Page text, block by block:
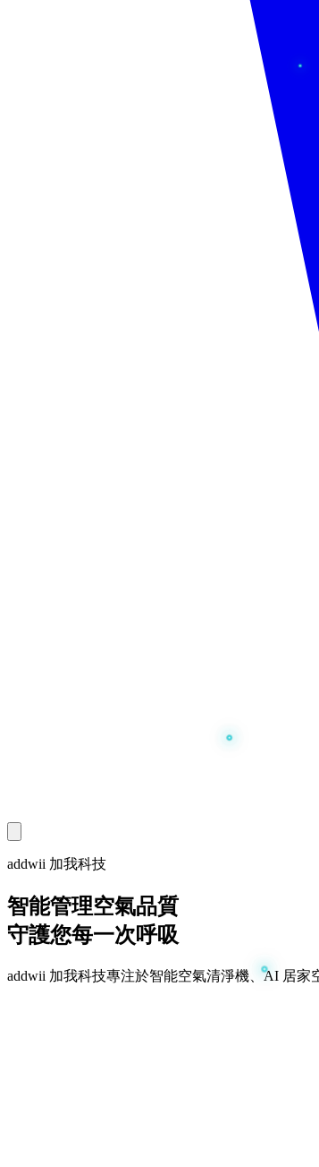
addwii 加我科技
智能管理空氣品質
守護您每一次呼吸
addwii 加我科技專注於智能空氣清淨機、AI 居家